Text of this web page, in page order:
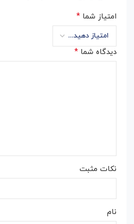
امتیاز شما *
دیدگاه شما *
نکات مثبت
نام